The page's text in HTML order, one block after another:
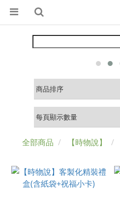
全部商品 【時物說】